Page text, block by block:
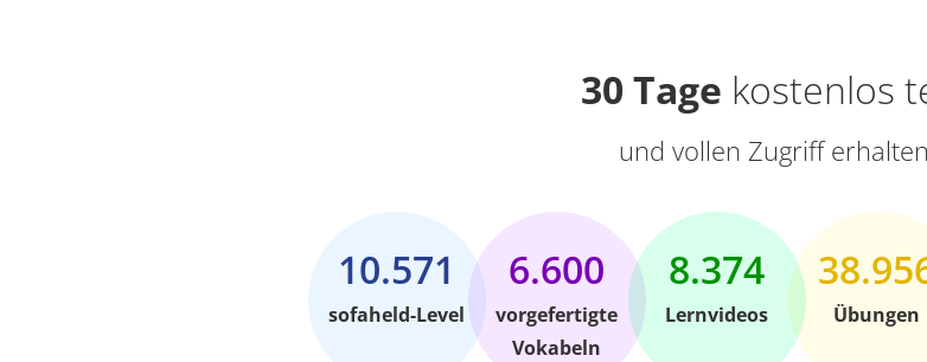
30 Tage kostenlos
und vollen Zugriff
10.571
sofaheld-Level
6.600
vorgefertigte
Vokabeln
8.374
Lernvideos Übungen